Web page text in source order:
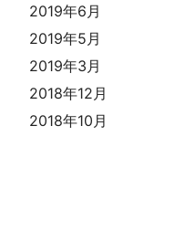
2019年6月
2019年5月
2019年3月
2018年12月
2018年10月